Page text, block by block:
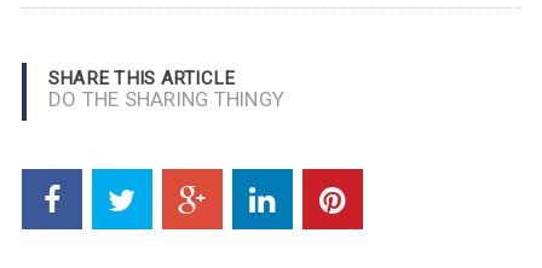
SHARE THIS ARTICLE
DO THE SHARING THINGY